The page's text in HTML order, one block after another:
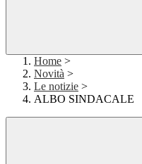
Home >
Novità >
Le notizie >
ALBO SINDACALE